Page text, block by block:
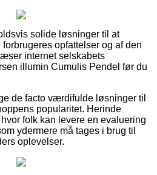
solide løsninger til at
opfattelser og af den
internet selskabets
illumin Cumulis Pendel før du
de facto værdifulde løsninger til
popularitet. Herinde
folk kan levere en evaluering
ydermere må tages i brug til
oplevelser.